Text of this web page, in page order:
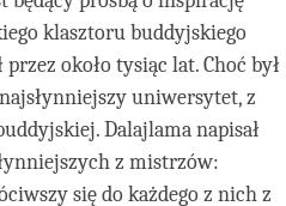
klasztoru buddyjskiego
około tysiąc lat. Choć był
uniwersytet, z
Dalajlama napisał
z mistrzów:
się do każdego z nich z